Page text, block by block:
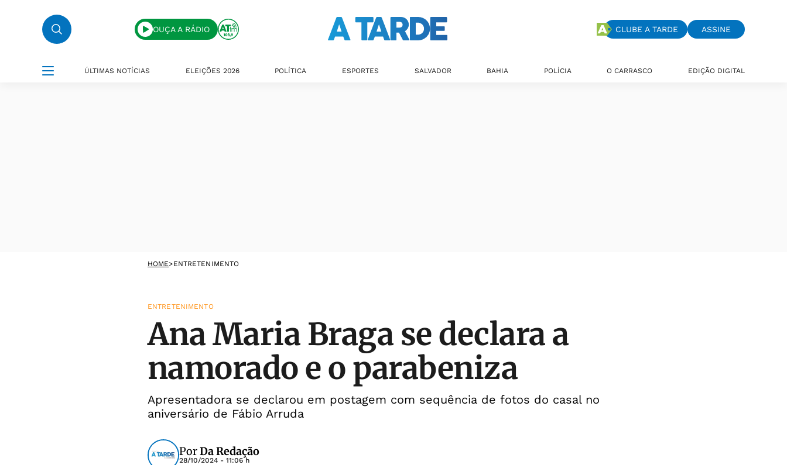
OUÇA A RÁDIO CLUBE A TARDE ASSINE
ÚLTIMAS NOTÍCIAS ELEIÇÕES 2026 POLÍTICA ESPORTES SALVADOR BAHIA POLÍCIA O CARRASCO EDIÇÃO DIGITAL
HOME>ENTRETENIMENTO
ENTRETENIMENTO
Ana Maria Braga se declara a
namorado e o parabeniza
Apresentadora se declarou em postagem com sequência de fotos do casal no
aniversário de Fábio Arruda
PorDa Redação
28/10/2024 - 11:06 h